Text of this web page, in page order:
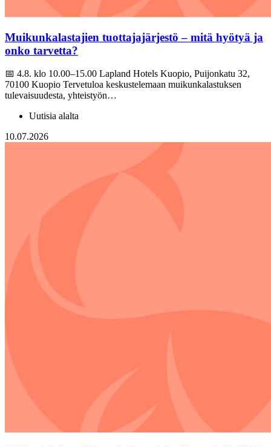
Muikunkalastajien tuottajajärjestö – mitä hyötyä ja
onko tarvetta?
📅 4.8. klo 10.00–15.00 Lapland Hotels Kuopio, Puijonkatu 32,
70100 Kuopio Tervetuloa keskustelemaan muikunkalastuksen
tulevaisuudesta, yhteistyön…
Uutisia alalta
10.07.2026